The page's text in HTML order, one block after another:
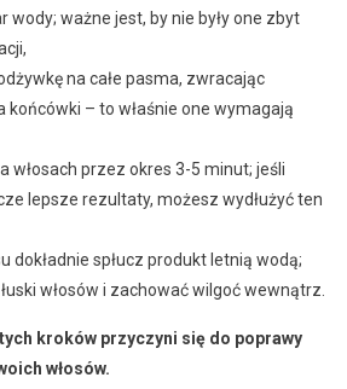
wody; ważne jest, by nie były one zbyt
na całe pasma, zwracając
końcówki – to właśnie one wymagają
włosach przez okres 3-5 minut; jeśli
lepsze rezultaty, możesz wydłużyć ten
dokładnie spłucz produkt letnią wodą;
włosów i zachować wilgoć wewnątrz.
kroków przyczyni się do poprawy
włosów.